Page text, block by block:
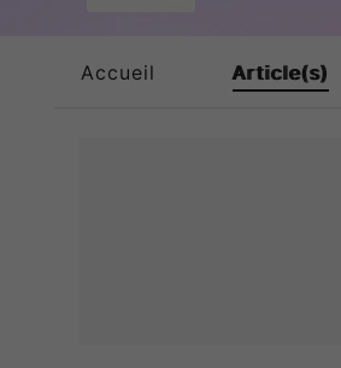
Accueil Article(s)